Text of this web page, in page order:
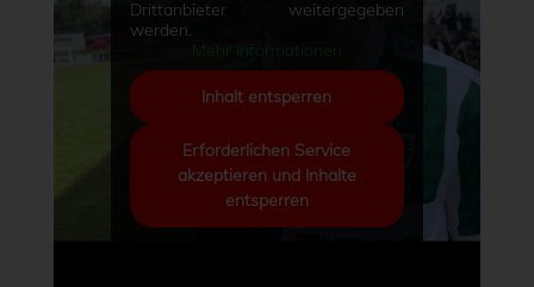
Drittanbieter weitergegeben
werden.
Mehr Informationen
Inhalt entsperren
Erforderlichen Service
akzeptieren und Inhalte
entsperren